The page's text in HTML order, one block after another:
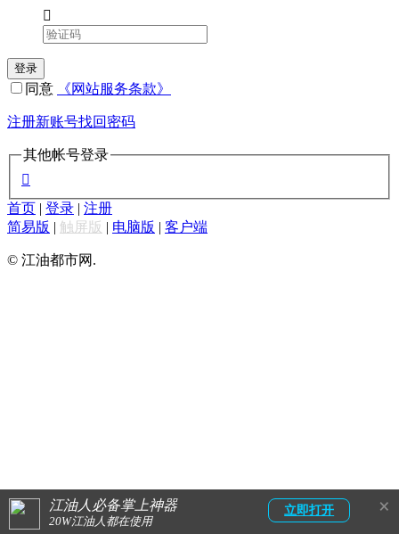
江油人必备掌上神器
20W江油人都在使用
立即打开 ×

登录
同意 《网站服务条款》
注册新账号找回密码
其他帐号登录

首页 | 登录 | 注册
简易版 | 触屏版 | 电脑版 | 客户端
© 江油都市网.